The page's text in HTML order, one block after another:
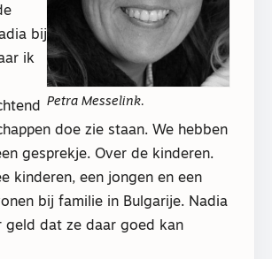
Petra Messelink.
bij
ik
doe zie staan. We hebben
gesprekje. Over de kinderen.
kinderen, een jongen en een
bij familie in Bulgarije. Nadia
geld dat ze daar goed kan